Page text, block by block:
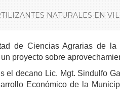
NATURALES EN
de Ciencias Agrarias de la
proyecto sobre
el decano Lic. Mgt. Sindulfo
Económico de la